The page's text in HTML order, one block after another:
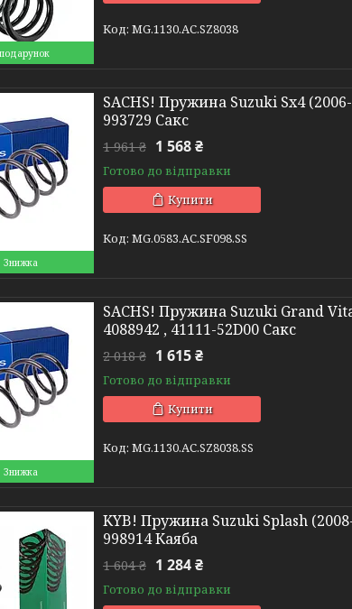
MG.1130.АС.SZ8038
SACHS! Пружина Suzuki Sx4
993729 Сакс
1 961 ₴ 1 568 ₴
Готово до відправки
Купити
MG.0583.АС.SF098.SS
SACHS! Пружина Suzuki Grand
4088942 , 41111-52D00 Сакс
2 018 ₴ 1 615 ₴
Готово до відправки
Купити
MG.1130.АС.SZ8038.SS
KYB! Пружина Suzuki Splash
998914 Каяба
1 604 ₴ 1 284 ₴
Готово до відправки